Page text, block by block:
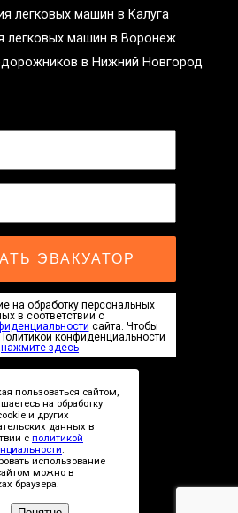
пикапа
фургона
в сто
Эвакуатор Бронницы -
павловский посад
шоссе
прицепов
легковых машин в Калуга
легковых машин в Воронеж
в Нижний Новгород
ЭВАКУАТОР
на обработку персональных
в соответствии с
сайта. Чтобы
конфиденциальности
нажмите здесь
© 2019-2026
для ремонта авто
пользоваться сайтом,
на обработку
и других
данных в
с политикой
.
использование
можно в
браузера.